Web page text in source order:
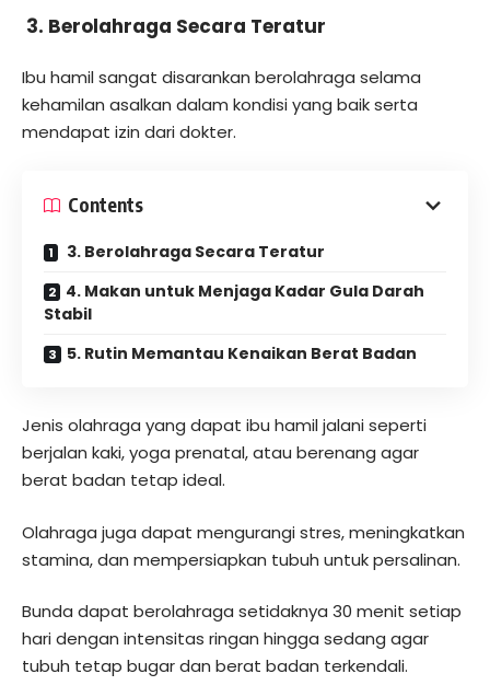
3. Berolahraga Secara Teratur
Ibu hamil sangat disarankan berolahraga selama
kehamilan asalkan dalam kondisi yang baik serta
mendapat izin dari dokter.
Contents
3. Berolahraga Secara Teratur
4. Makan untuk Menjaga Kadar Gula Darah
Stabil
5. Rutin Memantau Kenaikan Berat Badan
Jenis olahraga yang dapat ibu hamil jalani seperti
berjalan kaki, yoga prenatal, atau berenang agar
berat badan tetap ideal.
Olahraga juga dapat mengurangi stres, meningkatkan
stamina, dan mempersiapkan tubuh untuk persalinan.
Bunda dapat berolahraga setidaknya 30 menit setiap
hari dengan intensitas ringan hingga sedang agar
tubuh tetap bugar dan berat badan terkendali.